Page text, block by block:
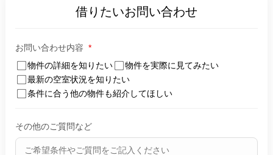
借りたいお問い合わせ
お問い合わせ内容 *
物件の詳細を知りたい
物件を実際に見てみたい
最新の空室状況を知りたい
条件に合う他の物件も紹介してほしい
その他のご質問など